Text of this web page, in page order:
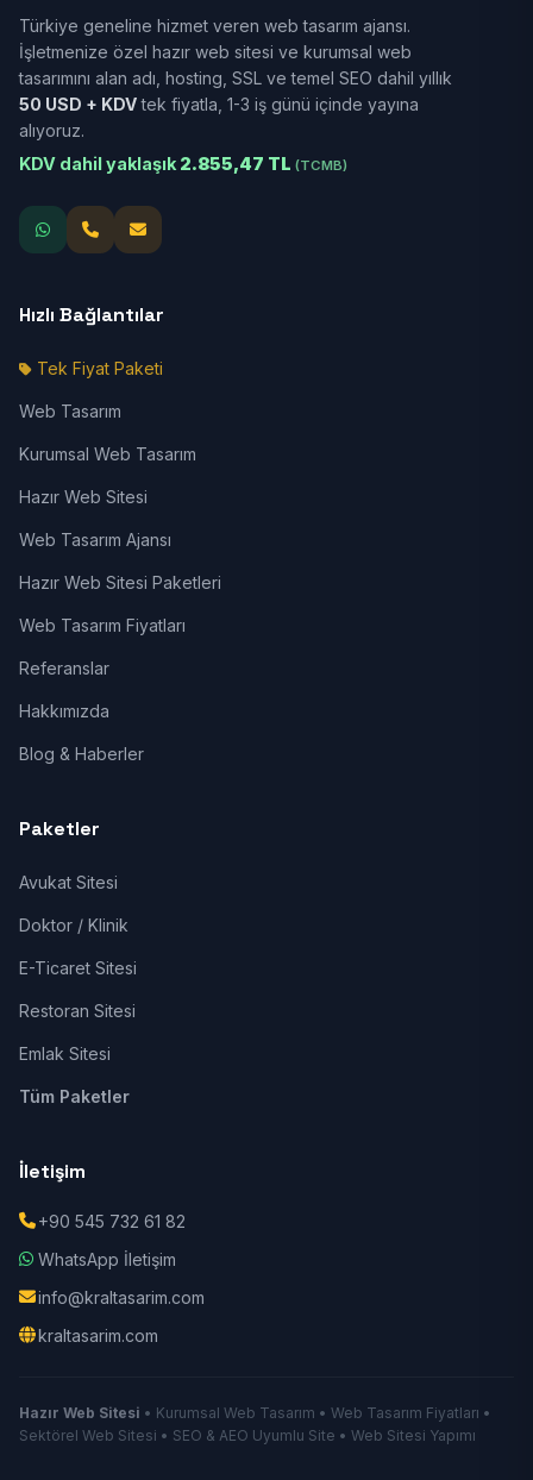
Türkiye geneline hizmet veren web tasarım ajansı.
İşletmenize özel hazır web sitesi ve kurumsal web
tasarımını alan adı, hosting, SSL ve temel SEO dahil yıllık
50 USD + KDVtek fiyatla, 1-3 iş günü içinde yayına
alıyoruz.
KDV dahil yaklaşık 2.855,47 TL (TCMB)
Hızlı Bağlantılar
Tek Fiyat Paketi
Web Tasarım
Kurumsal Web Tasarım
Hazır Web Sitesi
Web Tasarım Ajansı
Hazır Web Sitesi Paketleri
Web Tasarım Fiyatları
Referanslar
Hakkımızda
Blog & Haberler
Paketler
Avukat Sitesi
Doktor / Klinik
E-Ticaret Sitesi
Restoran Sitesi
Emlak Sitesi
Tüm Paketler
İletişim
+90 545 732 61 82
WhatsApp İletişim
info@kraltasarim.com
kraltasarim.com
Hazır Web Sitesi • Kurumsal Web Tasarım • Web Tasarım Fiyatları •
Sektörel Web Sitesi • SEO & AEO Uyumlu Site • Web Sitesi Yapımı